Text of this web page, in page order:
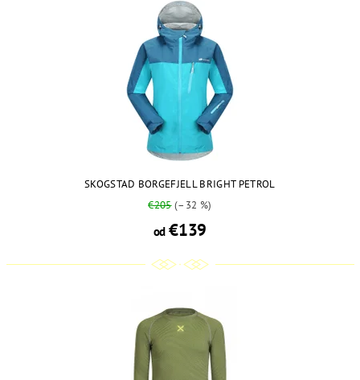
SKOGSTAD BORGEFJELL BRIGHT PETROL
€205(–32 %)
od€139